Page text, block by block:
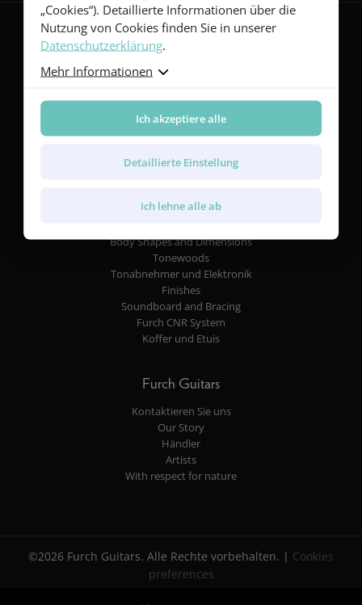
Yellow Series
Green Series
Blue Series
Rainbow Series
Merkmale
Body Shapes and Dimensions
Tonewoods
Tonabnehmer und Elektronik
Finishes
Soundboard and Bracing
Furch CNR System
Koffer und Etuis
Furch Guitars
Kontaktieren Sie uns
Our Story
Händler
Artists
With respect for nature
©2026 Furch Guitars. Alle Rechte vorbehalten. | Cookies
preferences
„Cookies“). Detaillierte Informationen über die
Nutzung von Cookies finden Sie in unserer
Datenschutzerklärung.
Mehr Informationen
Ich akzeptiere alle
Detaillierte Einstellung
Ich lehne alle ab